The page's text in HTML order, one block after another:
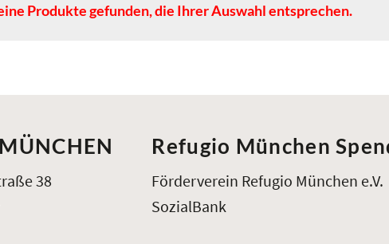
Produkte gefunden, die Ihrer Auswahl entsprechen.
38
Refugio München
Förderverein Refugio München e.V.
SozialBank